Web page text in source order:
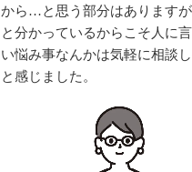
から…と思う部分はあります
と分かっているからこそ人に
い悩み事なんかは気軽に相談
と感じました。